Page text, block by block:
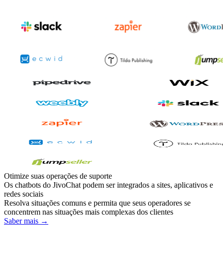
Otimize suas operações de suporte
Os chatbots do JivoChat podem ser integrados a sites, aplicativos e
redes sociais
Resolva situações comuns e permita que seus operadores se
concentrem nas situações mais complexas dos clientes
Saber mais →